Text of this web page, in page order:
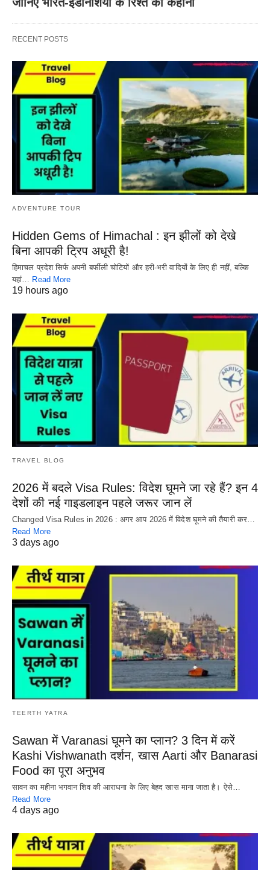
RECENT POSTS
ADVENTURE TOUR
Hidden Gems of Himachal : इन झीलों को देखे
बिना आपकी ट्रिप अधूरी है!
हिमाचल प्रदेश सिर्फ अपनी बर्फीली चोटियों और हरी-भरी वादियों के लिए ही नहीं, बल्कि
यहां… Read More
19 hours ago
TRAVEL BLOG
2026 में बदले Visa Rules: विदेश घूमने जा रहे हैं? इन 4
देशों की नई गाइडलाइन पहले जरूर जान लें
Changed Visa Rules in 2026 : अगर आप 2026 में विदेश घूमने की तैयारी कर…
Read More
3 days ago
TEERTH YATRA
Sawan में Varanasi घूमने का प्लान? 3 दिन में करें
Kashi Vishwanath दर्शन, खास Aarti और Banarasi
Food का पूरा अनुभव
सावन का महीना भगवान शिव की आराधना के लिए बेहद खास माना जाता है। ऐसे…
Read More
4 days ago